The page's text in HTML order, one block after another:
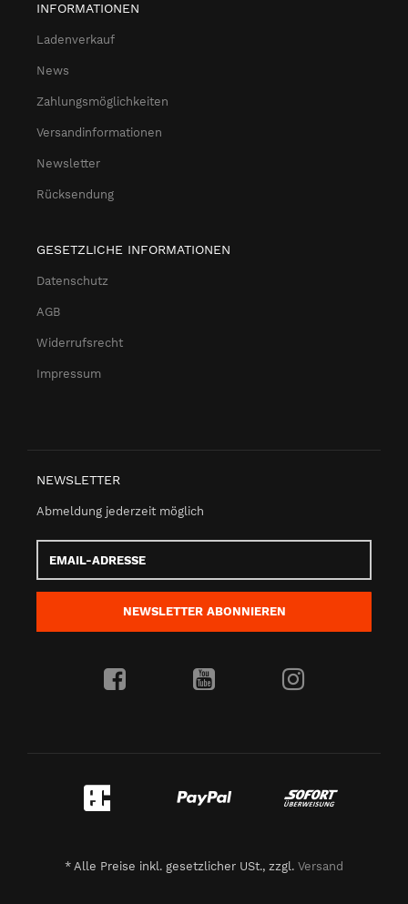
INFORMATIONEN
Ladenverkauf
News
Zahlungsmöglichkeiten
Versandinformationen
Newsletter
Rücksendung
GESETZLICHE INFORMATIONEN
Datenschutz
AGB
Widerrufsrecht
Impressum
NEWSLETTER
Abmeldung jederzeit möglich
Adresse
NEWSLETTER ABONNIEREN
* Alle Preise inkl. gesetzlicher USt., zzgl. Versand